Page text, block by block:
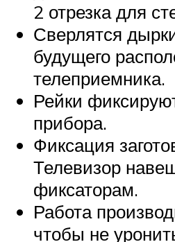
2 отрезка для
Сверлятся
будущего
телеприемника.
Рейки
прибора.
Фиксация
Телевизор
фиксаторам.
Работа
чтобы не